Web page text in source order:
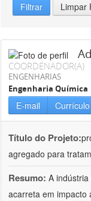
Filtrar Limpar
COORDENADOR(A)
ENGENHARIAS
Engenharia Química
E-mail Currículo
Título do Projeto:
agregado para
Resumo: A
acarreta em impacto